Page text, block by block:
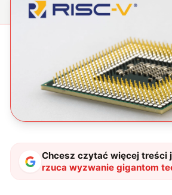
Chcesz czytać więcej treści
rzuca wyzwanie gigantom
Crysis i Wiedźmin 3